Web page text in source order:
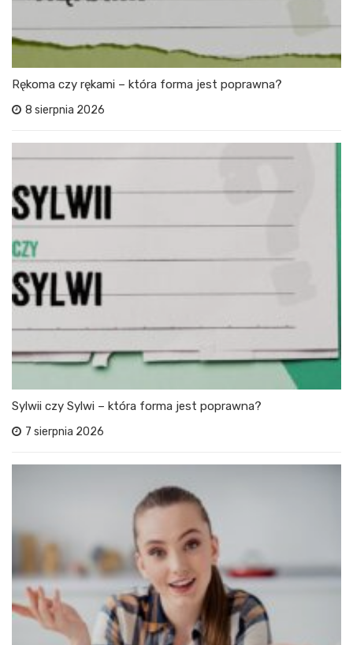
Rękoma czy rękami – która forma jest poprawna?
8 sierpnia 2026
Sylwii czy Sylwi – która forma jest poprawna?
7 sierpnia 2026